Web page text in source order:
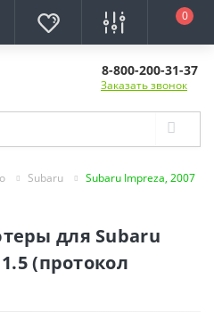
0
8-800-200-31-37
Заказать звонок
Subaru
Subaru Impreza, 2007
для Subaru
(протокол